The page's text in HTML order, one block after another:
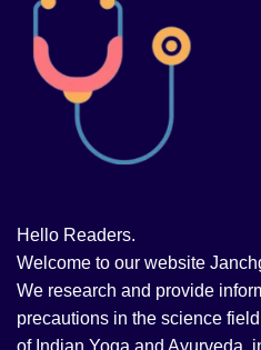
Hello Readers.
Welcome to our website
We research and provide
precautions in the science